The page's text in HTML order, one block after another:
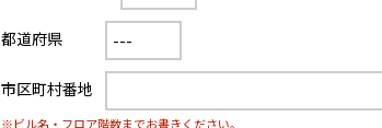
都道府県
市区町村番地
※ビル名・フロア階数までお書きください。